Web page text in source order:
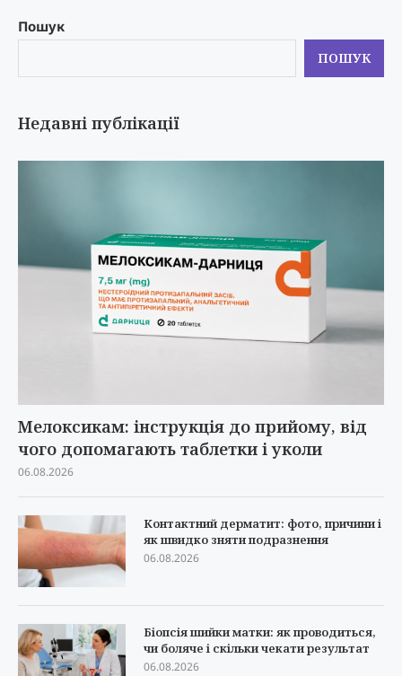
Пошук
ПОШУК
Недавні публікації
Мелоксикам: інструкція до прийому, від
чого допомагають таблетки і уколи
06.08.2026
Контактний дерматит: фото, причини і
як швидко зняти подразнення
06.08.2026
Біопсія шийки матки: як проводиться,
чи боляче і скільки чекати результат
06.08.2026